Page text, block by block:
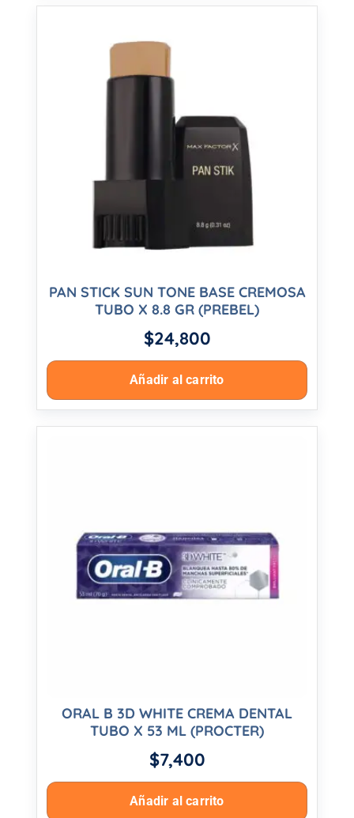
PAN STICK SUN TONE BASE CREMOSA
TUBO X 8.8 GR (PREBEL)
$24,800
Añadir al carrito
ORAL B 3D WHITE CREMA DENTAL
TUBO X 53 ML (PROCTER)
$7,400
Añadir al carrito